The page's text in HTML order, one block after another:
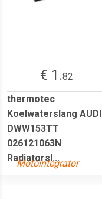
€ 1.82
thermotec
Koelwaterslang AUDI
DWW153TT
026121063N
Radiatorsl...
Motointegrator